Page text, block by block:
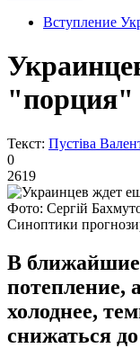
Вступление
"порция"
Текст: Пустіва
0
2619
Фото: Сергій
Синоптики
В ближайшие
потепление,
холоднее,
снижаться